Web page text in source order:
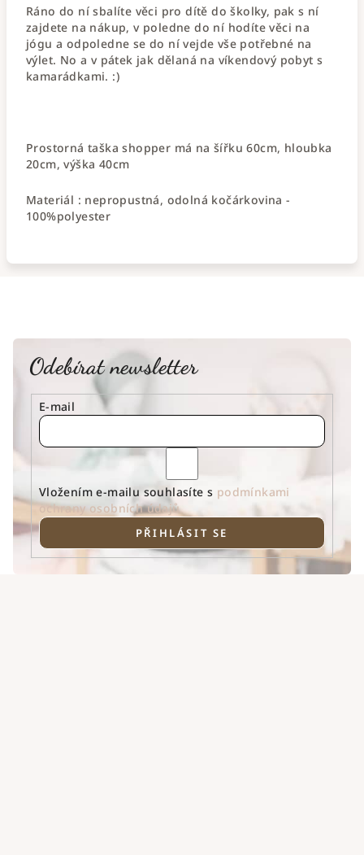
Ráno do ní sbalíte věci pro dítě do školky, pak s ní
zajdete na nákup, v poledne do ní hodíte věci na
jógu a odpoledne se do ní vejde vše potřebné na
výlet. No a v pátek jak dělaná na víkendový pobyt s
kamarádkami. :)
Prostorná taška shopper má na šířku 60cm, hloubka
20cm, výška 40cm
Materiál : nepropustná, odolná kočárkovina -
100%polyester
Odebírat newsletter
E-mail
Vložením e-mailu souhlasíte s podmínkami
ochrany osobních údajů
PŘIHLÁSIT SE